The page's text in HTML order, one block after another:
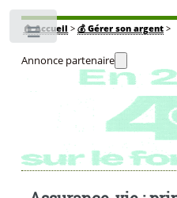
🏠Accueil > 💰 Gérer son argent>
Annonce partenaire
Toggle